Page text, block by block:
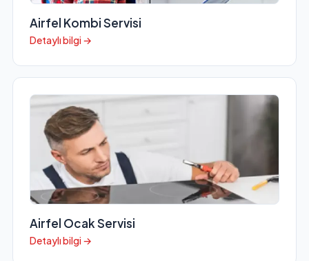
Airfel Kombi Servisi
Detaylı bilgi →
Airfel Ocak Servisi
Detaylı bilgi →